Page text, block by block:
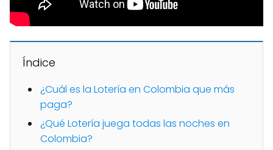
Índice
¿Cuál es la Lotería en Colombia que más
paga?
¿Qué Lotería juega todas las noches en
Colombia?